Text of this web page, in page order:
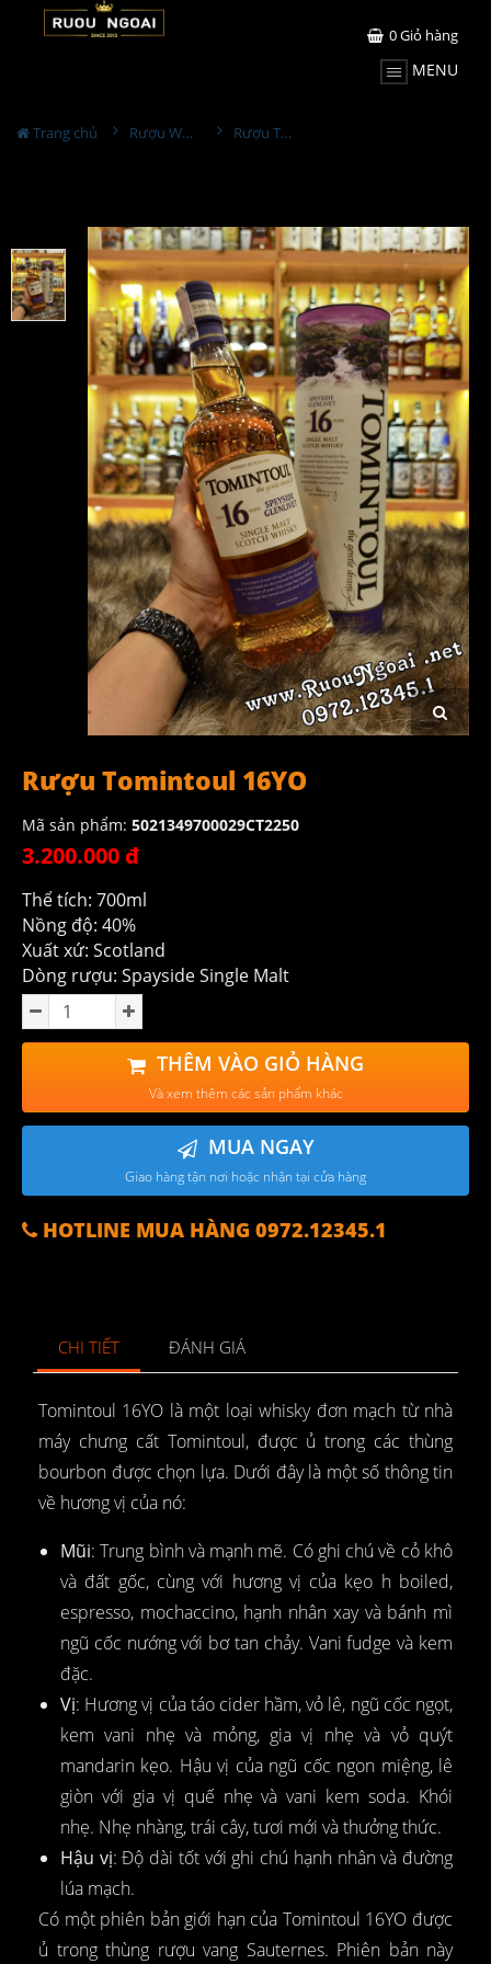
0Giỏ hàng
MENU
Trang chủ Rượu Whisky Rượu Tomintoul 16YO
Rượu Tomintoul 16YO
Mã sản phẩm: 5021349700029CT2250
3.200.000 đ
Thể tích: 700ml
Nồng độ: 40%
Xuất xứ: Scotland
Dòng rượu: Spayside Single Malt
THÊM VÀO GIỎ HÀNG
Và xem thêm các sản phẩm khác
MUA NGAY
Giao hàng tận nơi hoặc nhận tại cửa hàng
HOTLINE MUA HÀNG 0972.12345.1
CHI TIẾT ĐÁNH GIÁ
Tomintoul 16YO là một loại whisky đơn mạch từ nhà
máy chưng cất Tomintoul, được ủ trong các thùng
bourbon được chọn lựa. Dưới đây là một số thông tin
về hương vị của nó:
Mũi: Trung bình và mạnh mẽ. Có ghi chú về cỏ khô
và đất gốc, cùng với hương vị của kẹo h boiled,
espresso, mochaccino, hạnh nhân xay và bánh mì
ngũ cốc nướng với bơ tan chảy. Vani fudge và kem
đặc.
Vị: Hương vị của táo cider hầm, vỏ lê, ngũ cốc ngọt,
kem vani nhẹ và mỏng, gia vị nhẹ và vỏ quýt
mandarin kẹo. Hậu vị của ngũ cốc ngon miệng, lê
giòn với gia vị quế nhẹ và vani kem soda. Khói
nhẹ. Nhẹ nhàng, trái cây, tươi mới và thưởng thức.
Hậu vị: Độ dài tốt với ghi chú hạnh nhân và đường
lúa mạch.
Có một phiên bản giới hạn của Tomintoul 16YO được
ủ trong thùng rượu vang Sauternes. Phiên bản này